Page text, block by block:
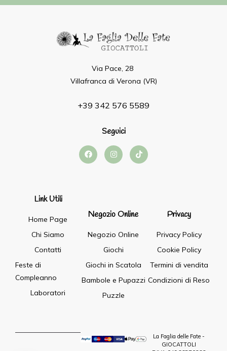
Via Pace, 28
Villafranca di Verona (VR)
+39 342 576 5589
Seguici
Link Utili
Home Page
Chi Siamo
Contatti
Feste di
Compleanno
Laboratori
Negozio Online
Negozio Online
Giochi
Giochi in Scatola
Bambole e Pupazzi
Puzzle
Privacy
Privacy Policy
Cookie Policy
Termini di vendita
Condizioni di Reso
La Faglia delle Fate -
GIOCATTOLI